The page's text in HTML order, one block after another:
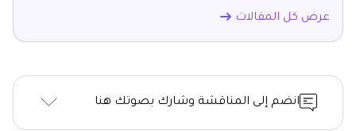
عرض كل المقالات
انضم إلى المناقشة وشارك بصوتك هنا